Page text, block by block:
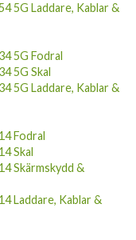
5G Fodral
5G Skal
5G Laddare, Kablar &
Fodral
Skal
Skärmskydd &
Laddare, Kablar &
Fodral